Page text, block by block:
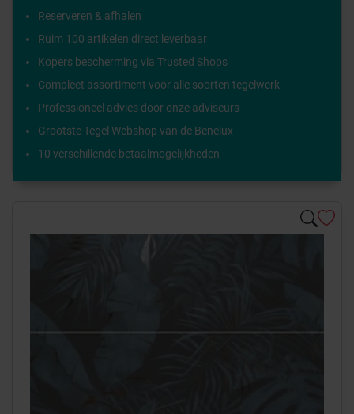
Reserveren & afhalen
Ruim 100 artikelen direct leverbaar
Kopers bescherming via Trusted Shops
Compleet assortiment voor alle soorten tegelwerk
Professioneel advies door onze adviseurs
Grootste Tegel Webshop van de Benelux
10 verschillende betaalmogelijkheden